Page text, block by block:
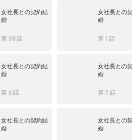
女社長との契約結
婚
第 93 話
女社長との
婚
第 1 話
女社長との契約結
婚
第 6 話
女社長との
婚
第 7 話
女社長との契約結
婚
女社長との
婚